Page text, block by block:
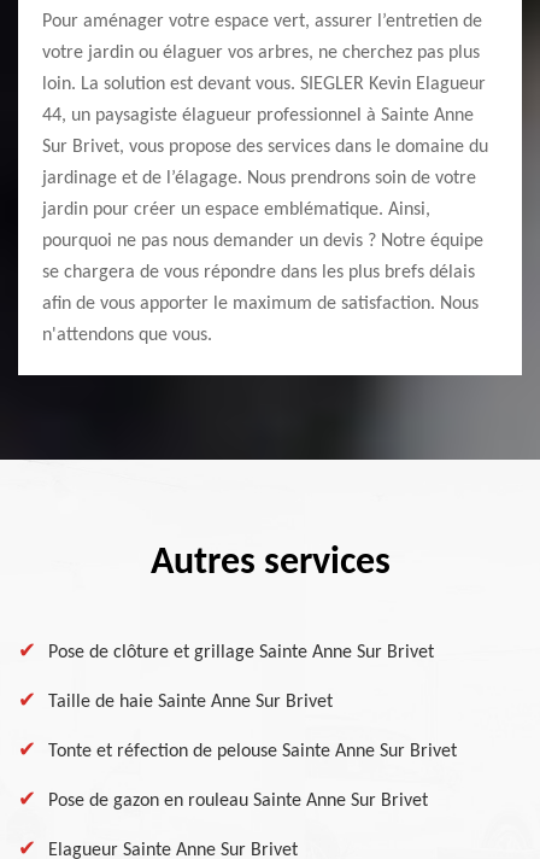
Pour aménager votre espace vert, assurer l’entretien de
votre jardin ou élaguer vos arbres, ne cherchez pas plus
loin. La solution est devant vous. SIEGLER Kevin Elagueur
44, un paysagiste élagueur professionnel à Sainte Anne
Sur Brivet, vous propose des services dans le domaine du
jardinage et de l’élagage. Nous prendrons soin de votre
jardin pour créer un espace emblématique. Ainsi,
pourquoi ne pas nous demander un devis ? Notre équipe
se chargera de vous répondre dans les plus brefs délais
afin de vous apporter le maximum de satisfaction. Nous
n'attendons que vous.
Autres services
Pose de clôture et grillage Sainte Anne Sur Brivet
Taille de haie Sainte Anne Sur Brivet
Tonte et réfection de pelouse Sainte Anne Sur Brivet
Pose de gazon en rouleau Sainte Anne Sur Brivet
Elagueur Sainte Anne Sur Brivet